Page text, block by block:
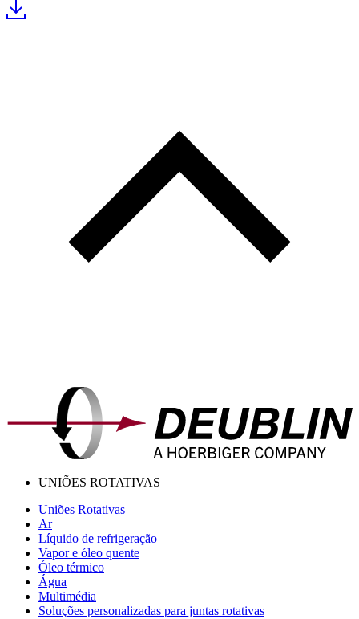
UNIÕES ROTATIVAS
Uniões Rotativas
Ar
Líquido de refrigeração
Vapor e óleo quente
Óleo térmico
Água
Multimédia
Soluções personalizadas para juntas rotativas